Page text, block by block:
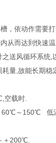
，依动作需要
从而达到快速
送风循环系统,
量,故能长期稳
空载时.
: 60℃～150℃ 低
＋200℃.